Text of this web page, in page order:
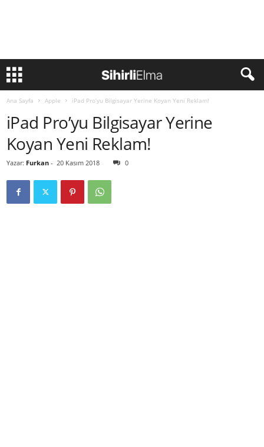
Ana Sayfa Apple iPad Pro’yu Bilgisayar Yerine Koyan Yeni Reklam!
iPad Pro’yu Bilgisayar Yerine
Koyan Yeni Reklam!
Yazar: Furkan - 20 Kasım 2018 0